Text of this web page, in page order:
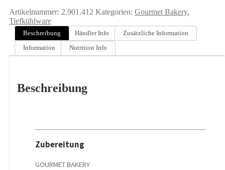
Artikelnummer: 2.901.412 Kategorien: Gourmet Bakery,
Tiefkühlware
Beschreibung Händler Info Zusätzliche Information
Information Nutrition Info
Beschreibung
Zubereitung
GOURMET BAKERY